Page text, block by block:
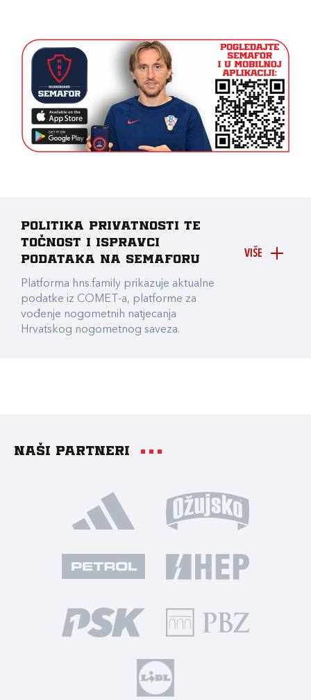
VIŠE
Politika privatnosti te
točnost i ispravci
podataka na Semaforu
Platforma hns.family prikazuje aktualne
podatke iz COMET-a, platforme za
vođenje nogometnih natjecanja
Hrvatskog nogometnog saveza.
Naši partneri